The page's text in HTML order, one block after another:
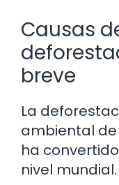
Causas
breve
La
ambiental
ha
nivel mundial.